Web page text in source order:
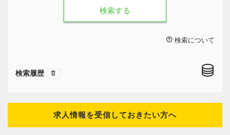
検索する
検索について
検索履歴
求人情報を受信しておきたい方へ